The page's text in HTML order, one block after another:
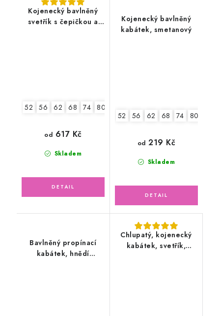
Kojenecký bavlněný
svetřík s čepičkou a
52 56 62 68 74 80
Skladem
od 617 Kč
Kojenecký bavlněný
kabátek, smetanový
52 56 62 68 74 80
Skladem
od 219 Kč
Bavlněný propínací
kabátek, hnědí
Chlupatý, kojenecký
kabátek, svetřík,